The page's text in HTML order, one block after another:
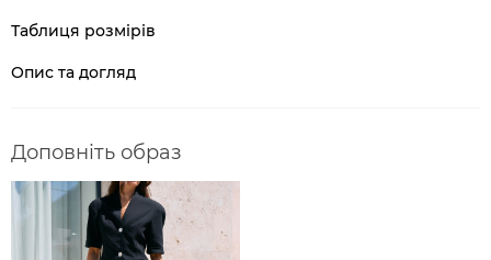
Таблиця розмірів
Опис та догляд
Доповніть образ